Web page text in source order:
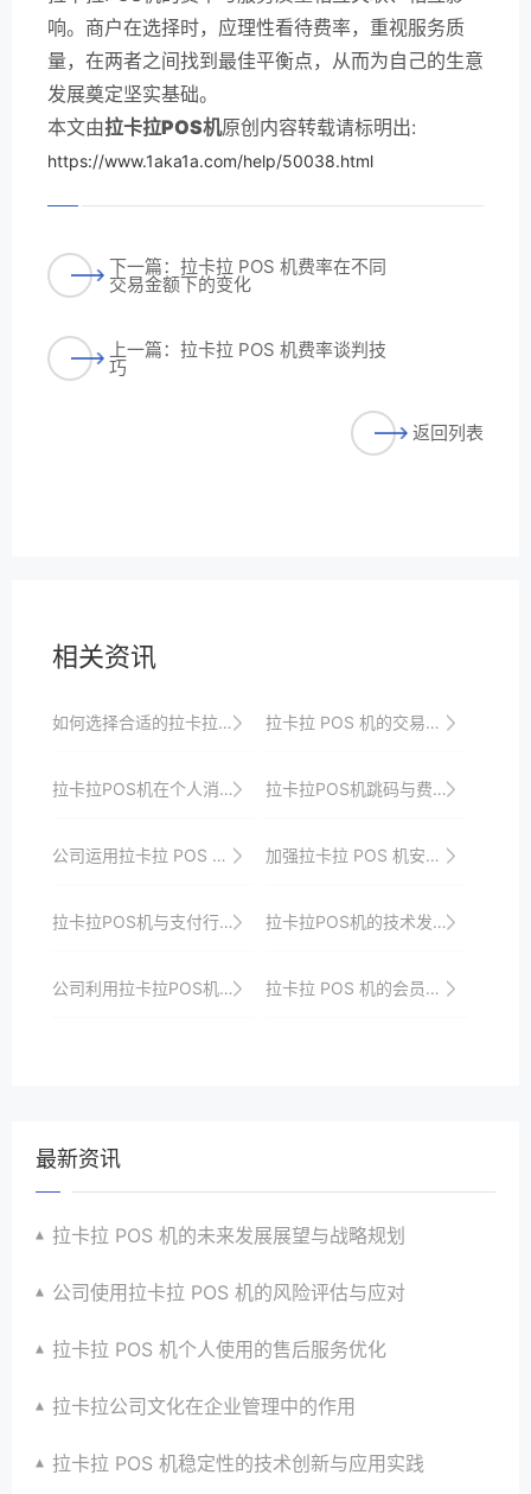
响。商户在选择时，应理性看待费率，重视服务质
量，在两者之间找到最佳平衡点，从而为自己的生意
发展奠定坚实基础。
本文由拉卡拉POS机原创内容转载请标明出:
https://www.1aka1a.com/help/50038.html
下一篇：拉卡拉 POS 机费率在不同
交易金额下的变化
上一篇：拉卡拉 POS 机费率谈判技
巧
返回列表
相关资讯
如何选择合适的拉卡拉POS机费率 拉卡拉 POS 机的交易数据分析能力
拉卡拉POS机在个人消费中的应用 拉卡拉POS机跳码与费率的关系
公司运用拉卡拉 POS 机进行精准营销 加强拉卡拉 POS 机安全的措施
拉卡拉POS机与支付行业的发展趋势 拉卡拉POS机的技术发展趋势与应用前景展望
公司利用拉卡拉POS机优化财务流程的案例分享 拉卡拉 POS 机的会员管理功能对个人消费者的价值
最新资讯
拉卡拉 POS 机的未来发展展望与战略规划
公司使用拉卡拉 POS 机的风险评估与应对
拉卡拉 POS 机个人使用的售后服务优化
拉卡拉公司文化在企业管理中的作用
拉卡拉 POS 机稳定性的技术创新与应用实践